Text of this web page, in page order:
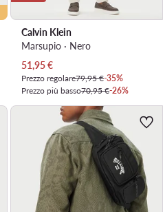
Calvin Klein
Marsupio · Nero
Prezzo attuale
51,95€
Prezzo regolare79,95 €-35%
Prezzo più basso70,95 €-26%